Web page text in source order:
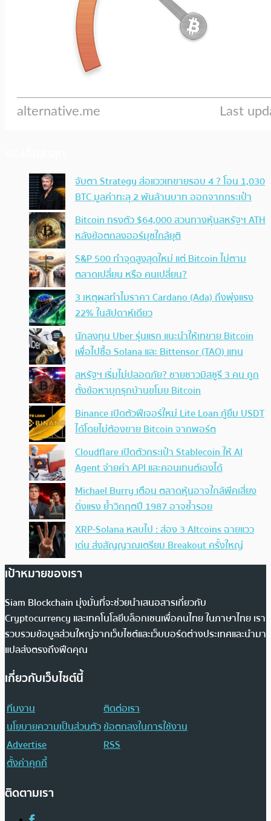
จับตา Strategy ส่อแววเทขายรอบ 4 ? โอน 1,030
BTC มูลค่าทะลุ 2 พันล้านบาท ออกจากกระเป๋า
Bitcoin ทรงตัว $64,000 สวนทางหุ้นสหรัฐฯ ATH
หลังข้อตกลงฮอร์มุซใกล้ยุติ
S&P 500 ทำจุดสูงสุดใหม่ แต่ Bitcoin ไม่ตาม
ตลาดเปลี่ยน หรือ คนเปลี่ยน?
3 เหตุผลทำไมราคา Cardano (Ada) ถึงพุ่งแรง
22% ในสัปดาห์เดียว
นักลงทุน Uber รุ่นแรก แนะนำให้เทขาย Bitcoin
เพื่อไปซื้อ Solana และ Bittensor (TAO) แทน
สหรัฐฯ เริ่มไม่ปลอดภัย? ชายชาวมิสซูรี 3 คน ถูก
ตั้งข้อหาบุกรุกบ้านขโมย Bitcoin
Binance เปิดตัวฟีเจอร์ใหม่ Lite Loan กู้ยืม USDT
ได้โดยไม่ต้องขาย Bitcoin จากพอร์ต
Cloudflare เปิดตัวกระเป๋า Stablecoin ให้ AI
Agent จ่ายค่า API และคอนเทนต์เองได้
Michael Burry เตือน ตลาดหุ้นอาจใกล้พีคเสี่ยง
ดิ่งแรง ย้ำวิกฤตปี 1987 อาจซ้ำรอย
XRP-Solana หลบไป : ส่อง 3 Altcoins ฉายแวว
เด่น ส่งสัญญาณเตรียม Breakout ครั้งใหญ่
เป้าหมายของเรา
Siam Blockchain มุ่งมั่นที่จะช่วยนำเสนอสารเกี่ยวกับ
Cryptocurrency และเทคโนโลยีบล็อกเชนเพื่อคนไทย ในภาษาไทย เรา
รวบรวมข้อมูลส่วนใหญ่จากเว็บไซต์และเว็บบอร์ดต่างประเทศและนำมา
แปลส่งตรงถึงฟีดคุณ
เกี่ยวกับเว็บไซต์นี้
ทีมงาน
ติดต่อเรา
นโยบายความเป็นส่วนตัวข้อตกลงในการใช้งาน
Advertise
RSS
ตั้งค่าคุกกี้
ติดตามเรา